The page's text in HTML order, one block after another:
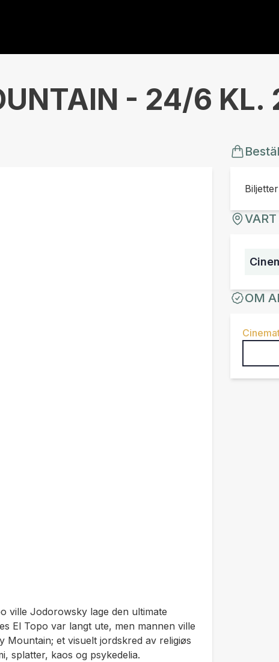
- 24/6
ville Jodorowsky lage den ultimate
El Topo var langt ute, men mannen ville
Mountain; et visuelt jordskred av religiøs
splatter, kaos og psykedelia.
OM